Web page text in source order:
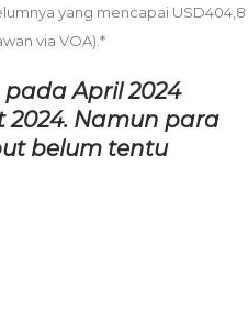
yang mencapai USD404,8
via VOA).*
April 2024
Namun para
belum tentu